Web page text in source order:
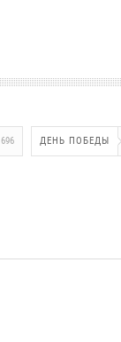
696 ДЕНЬ ПОБЕДЫ